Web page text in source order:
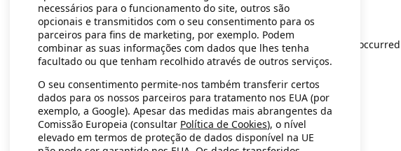
Application error: a client-side exception has occurred
necessários para o funcionamento do site, outros são
opcionais e transmitidos com o seu consentimento para os
parceiros para fins de marketing, por exemplo. Podem
combinar as suas informações com dados que lhes tenha
facultado ou que tenham recolhido através de outros serviços.
O seu consentimento permite-nos também transferir certos
dados para os nossos parceiros para tratamento nos EUA (por
exemplo, a Google). Apesar das medidas mais abrangentes da
Comissão Europeia (consultar Política de Cookies), o nível
elevado em termos de proteção de dados disponível na UE